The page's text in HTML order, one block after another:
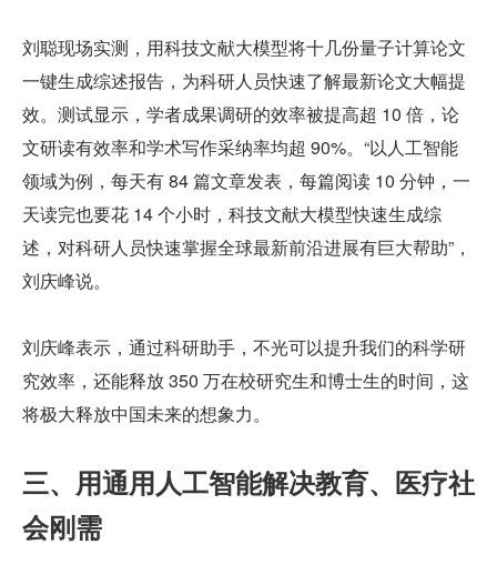
刘聪现场实测，用科技文献大模型将十几份量子计算论文
一键生成综述报告，为科研人员快速了解最新论文大幅提
效。测试显示，学者成果调研的效率被提高超 10 倍，论
文研读有效率和学术写作采纳率均超 90%。“以人工智能
领域为例，每天有 84 篇文章发表，每篇阅读 10 分钟，一
天读完也要花 14 个小时，科技文献大模型快速生成综
述，对科研人员快速掌握全球最新前沿进展有巨大帮助”，
刘庆峰说。
刘庆峰表示，通过科研助手，不光可以提升我们的科学研
究效率，还能释放 350 万在校研究生和博士生的时间，这
将极大释放中国未来的想象力。
三、用通用人工智能解决教育、医疗社
会刚需